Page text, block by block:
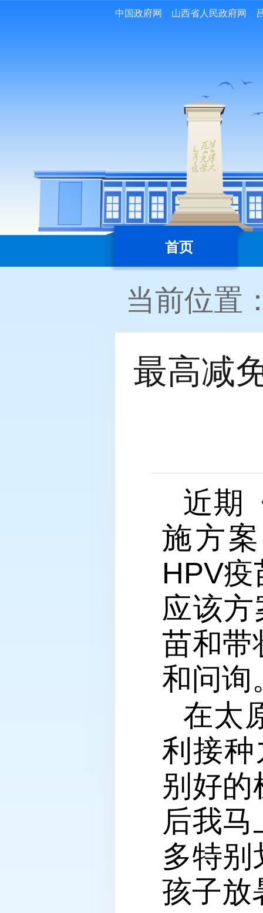
中国政府网 山西省人民政府网
首页
当前位置
最高减
近期
施方
HPV
应该
苗和带
和问询
在太
利接种
别好的
后我
多特
孩子放